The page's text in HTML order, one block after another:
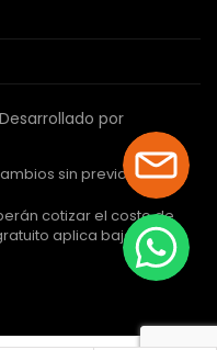
Desarrollado por
sin previo aviso.
cotizar el costo de
aplica bajo ciertas